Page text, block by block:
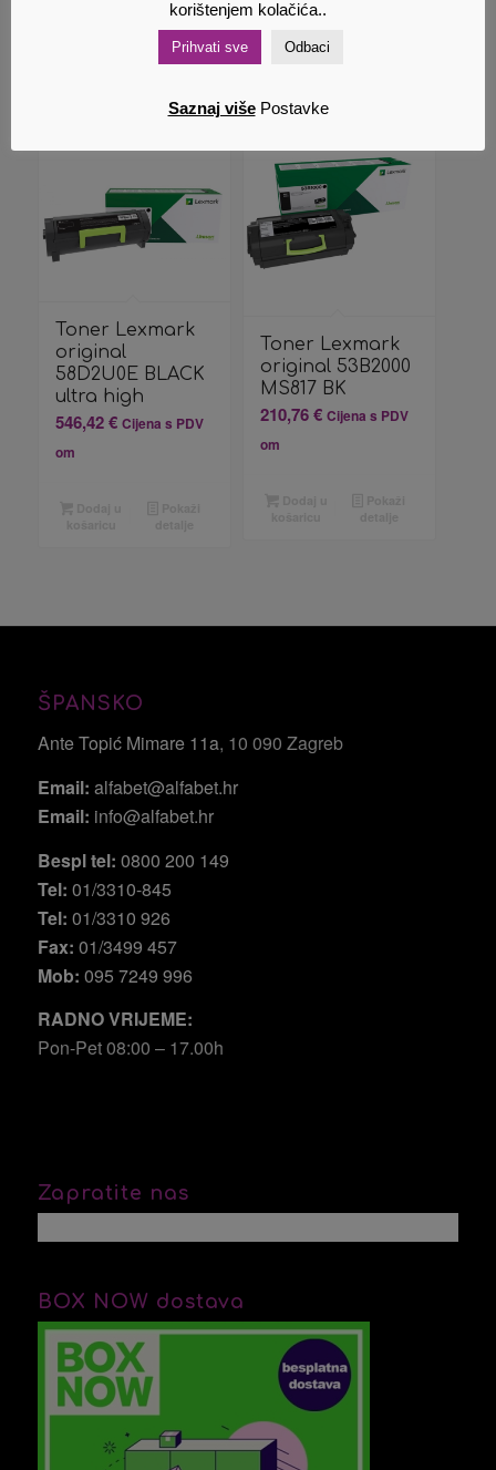
Pokaži
detalje
om
Toner Lexmark
original
58D2U0E BLACK
ultra high
546,42€ Cijena s PDV
om
Toner Lexmark
original 53B2000
MS817 BK
210,76€ Cijena s PDV
om
ŠPANSKO
Ante Topić Mimare 11a, 10 090 Zagreb
Email: alfabet@alfabet.hr
Email: info@alfabet.hr
Bespl tel: 0800 200 149
Tel: 01/3310-845
Tel: 01/3310 926
Fax: 01/3499 457
Mob: 095 7249 996
RADNO VRIJEME:
Pon-Pet 08:00 – 17.00h
Zapratite nas
BOX NOW dostava
korištenjem kolačića..
Prihvati sve Odbaci
Saznaj više Postavke